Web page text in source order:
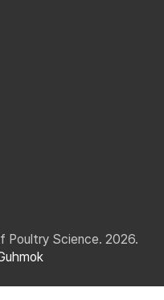
Poultry Science. 2026.